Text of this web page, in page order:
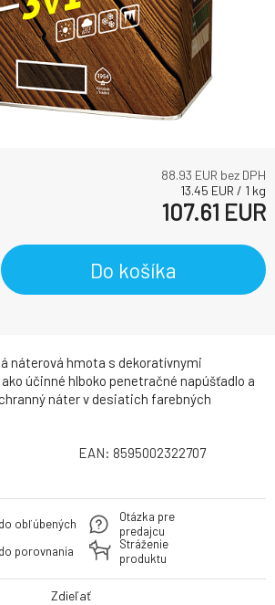
náterová hmota s dekoratívnymi
účinné hlboko penetračné napúšťadlo a
náter v desiatich farebných
88.93 EUR bez DPH
13.45 EUR / 1 kg
107.61 EUR
Do košíka
EAN: 8595002322707
obľúbených
porovnania
Otázka pre
predajcu
Stráženie
produktu
Zdieľať